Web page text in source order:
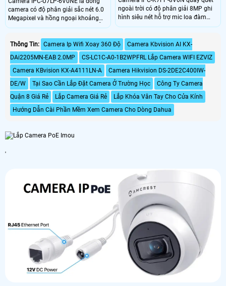
camera có độ phân giải sắc nét 6.0
Megapixel và hồng ngoại khoảng
cách thu hình 30m led trợ sáng hỗ
ngày,trang bị cổng LAN RJ45, chip
xử lý CMOS, khe thẻ nhớ 512GB
Công nghệ thông minh phát hiện
người phương tiện.Tích hợp mic và
loa trong phạm vi 3m.
ngoài trời có độ phân giải 8MP ghi
hình siêu nét hỗ trợ mic loa đàm
thoại cực rỏ. Khay thẻ nhớ lên đến
video H.265. Hỗ trợ tính năng AI
phát hiện chuyển động, phân biệt
người xe, thiết lập hàng rào xâm
nhập giám sát an ninh hiệu quả
hơn.
Thông Tin: Camera Ip Wifi Xoay 360 Độ
Camera Kbvision AI KX-
DAi2205MN-EAB 2.0MP
CS-LC1C-A0-1B2WPFRL Lắp Camera WIFI EZVIZ
Camera KBvision KX-A4111LN-A
Camera Hikvision DS-2DE2C400IW-
DE/W
Tại Sao Cần Lắp Đặt Camera Ở Trường Học
Công Ty Camera
Quận 8 Giá Rẻ
Lắp Camera Giá Rẻ
Lắp Khóa Vân Tay Cho Cửa Kính
Hướng Dẫn Cài Phần Mềm Xem Camera Cho Dòng Dahua
'